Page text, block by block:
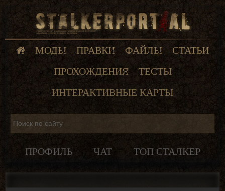
МОДЫ ПРАВКИ ФАЙЛЫ
СТАТЬИ
ПРОХОЖДЕНИЯ
ТЕСТЫ
ИНТЕРАКТИВНЫЕ КАРТЫ
ПРОФИЛЬ ЧАТ ТОП СТАЛКЕР